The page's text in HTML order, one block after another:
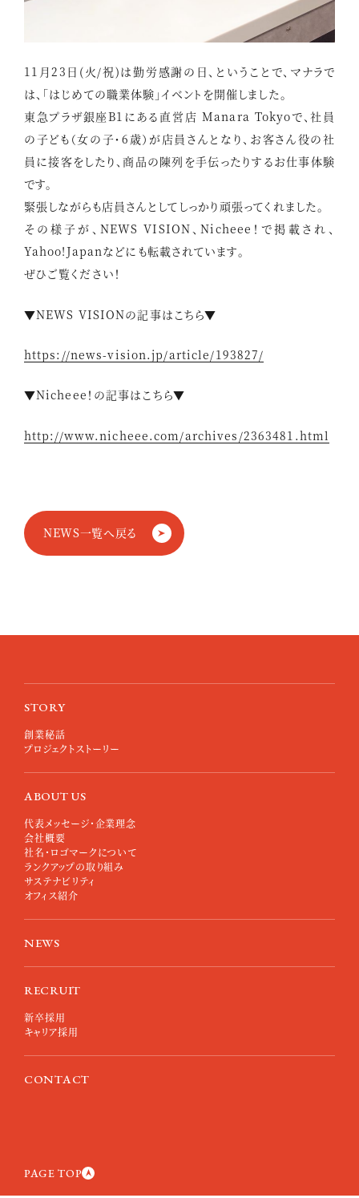
11月23日(火/祝)は勤労感謝の日、ということで、マナラで
は、「はじめての職業体験」イベントを開催しました。
東急プラザ銀座B1にある直営店 Manara Tokyoで、社員
の子ども（女の子・6歳）が店員さんとなり、お客さん役の社
員に接客をしたり、商品の陳列を手伝ったりするお仕事体験
です。
緊張しながらも店員さんとしてしっかり頑張ってくれました。
その様子が、NEWS VISION、Nicheee！で掲載され、
Yahoo!Japanなどにも転載されています。
ぜひご覧ください！
▼NEWS VISIONの記事はこちら▼
https://news-vision.jp/article/193827/
▼Nicheee！の記事はこちら▼
http://www.nicheee.com/archives/2363481.html
NEWS一覧へ戻る
STORY
創業秘話
プロジェクトストーリー
ABOUT US
代表メッセージ・企業理念
会社概要
社名・ロゴマークについて
ランクアップの取り組み
サステナビリティ
オフィス紹介
NEWS
RECRUIT
新卒採用
キャリア採用
CONTACT
PAGE TOP